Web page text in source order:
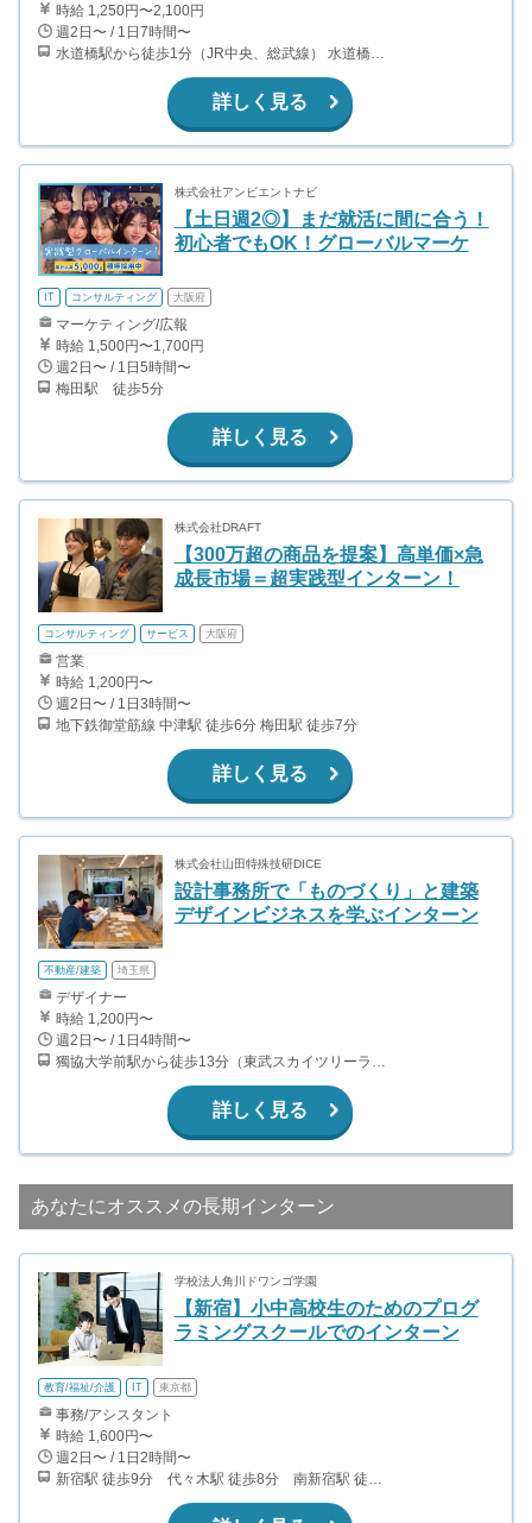
時給 1,250円〜2,100円
週2日〜 / 1日7時間〜
水道橋駅から徒歩1分（JR中央、総武線） 水道橋駅から徒歩6分（都営三田線）
詳しく見る
株式会社アンビエントナビ
【土日週2◎】まだ就活に間に合う！
初心者でもOK！グローバルマーケ
IT コンサルティング 大阪府
マーケティング/広報
時給 1,500円〜1,700円
週2日〜 / 1日5時間〜
梅田駅 徒歩5分
詳しく見る
株式会社DRAFT
【300万超の商品を提案】高単価×急
成長市場＝超実践型インターン！
コンサルティング サービス 大阪府
営業
時給 1,200円〜
週2日〜 / 1日3時間〜
地下鉄御堂筋線 中津駅 徒歩6分 梅田駅 徒歩7分
詳しく見る
株式会社山田特殊技研DICE
設計事務所で「ものづくり」と建築
デザインビジネスを学ぶインターン
不動産/建築 埼玉県
デザイナー
時給 1,200円〜
週2日〜 / 1日4時間〜
獨協大学前駅から徒歩13分（東武スカイツリーライン、東武伊勢崎線、東武日光線、鬼怒川線）
詳しく見る
あなたにオススメの長期インターン
学校法人角川ドワンゴ学園
【新宿】小中高校生のためのプログ
ラミングスクールでのインターン
教育/福祉/介護 IT 東京都
事務/アシスタント
時給 1,600円〜
週2日〜 / 1日2時間〜